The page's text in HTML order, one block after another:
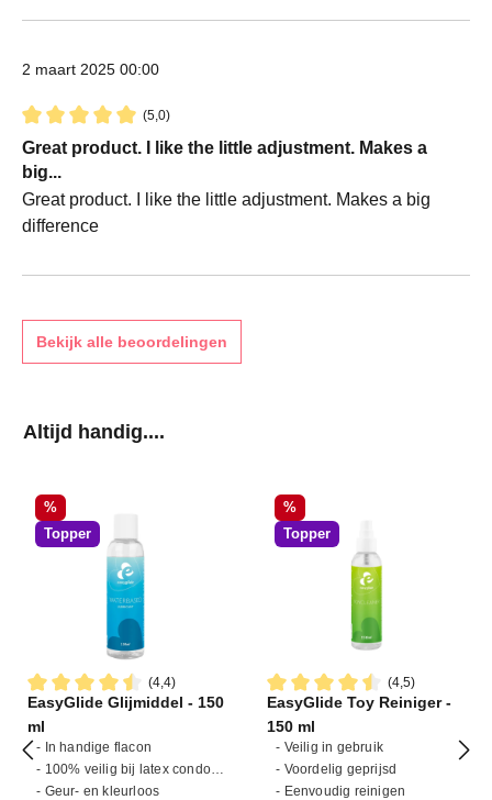
2 maart 2025 00:00
(5,0)
Recensie met een waardering van 5 van de 5 sterren
Great product. I like the little adjustment. Makes a
big...
Great product. I like the little adjustment. Makes a big
difference
Bekijk alle beoordelingen
Productgalerij overslaan
Altijd handig....
Korting
%
Topper
(4,4)
Gemiddelde waardering van 4.4 van 5 sterren
EasyGlide Glijmiddel - 150
ml
- In handige flacon
- 100% veilig bij latex condooms
- Geur- en kleurloos
Korting
%
Topper
(4,5)
Gemiddelde waardering van
EasyGlide Toy Reiniger -
150 ml
- Veilig in gebruik
- Voordelig geprijsd
- Eenvoudig reinigen